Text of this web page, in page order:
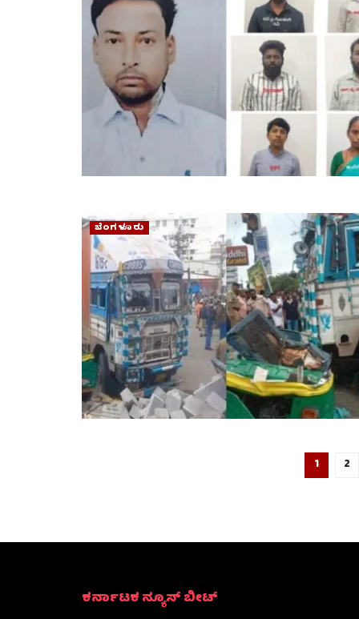
ಬೆಂಗಳೂರು
1 2
ಕರ್ನಾಟಕ ನ್ಯೂಸ್ ಬೀಟ್